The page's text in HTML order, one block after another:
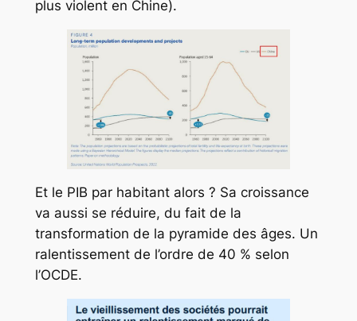
plus violent en Chine).
Et le PIB par habitant alors ? Sa croissance
va aussi se réduire, du fait de la
transformation de la pyramide des âges. Un
ralentissement de l’ordre de 40 % selon
l’OCDE.